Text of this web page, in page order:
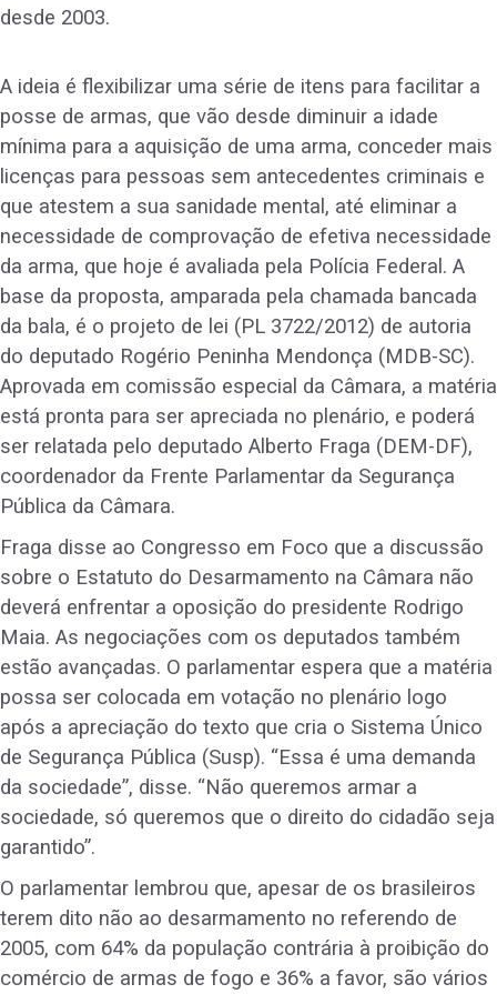
desde 2003.
A ideia é flexibilizar uma série de itens para facilitar a
posse de armas, que vão desde diminuir a idade
mínima para a aquisição de uma arma, conceder mais
licenças para pessoas sem antecedentes criminais e
que atestem a sua sanidade mental, até eliminar a
necessidade de comprovação de efetiva necessidade
da arma, que hoje é avaliada pela Polícia Federal. A
base da proposta, amparada pela chamada bancada
da bala, é o projeto de lei (PL 3722/2012) de autoria
do deputado Rogério Peninha Mendonça (MDB-SC).
Aprovada em comissão especial da Câmara, a matéria
está pronta para ser apreciada no plenário, e poderá
ser relatada pelo deputado Alberto Fraga (DEM-DF),
coordenador da Frente Parlamentar da Segurança
Pública da Câmara.
Fraga disse ao Congresso em Foco que a discussão
sobre o Estatuto do Desarmamento na Câmara não
deverá enfrentar a oposição do presidente Rodrigo
Maia. As negociações com os deputados também
estão avançadas. O parlamentar espera que a matéria
possa ser colocada em votação no plenário logo
após a apreciação do texto que cria o Sistema Único
de Segurança Pública (Susp). “Essa é uma demanda
da sociedade”, disse. “Não queremos armar a
sociedade, só queremos que o direito do cidadão seja
garantido”.
O parlamentar lembrou que, apesar de os brasileiros
terem dito não ao desarmamento no referendo de
2005, com 64% da população contrária à proibição do
comércio de armas de fogo e 36% a favor, são vários